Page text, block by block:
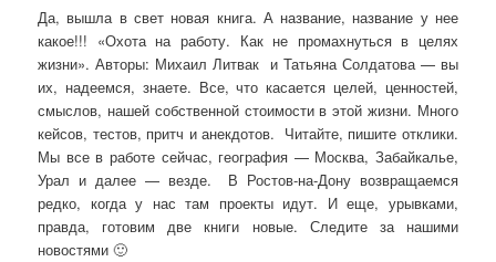
Да, вышла в свет новая книга. А название, название у нее
какое!!! «Охота на работу. Как не промахнуться в целях
жизни». Авторы: Михаил Литвак и Татьяна Солдатова — вы
их, надеемся, знаете. Все, что касается целей, ценностей,
смыслов, нашей собственной стоимости в этой жизни. Много
кейсов, тестов, притч и анекдотов. Читайте, пишите отклики.
Мы все в работе сейчас, география — Москва, Забайкалье,
Урал и далее — везде. В Ростов-на-Дону возвращаемся
редко, когда у нас там проекты идут. И еще, урывками,
правда, готовим две книги новые. Следите за нашими
новостями 🙂